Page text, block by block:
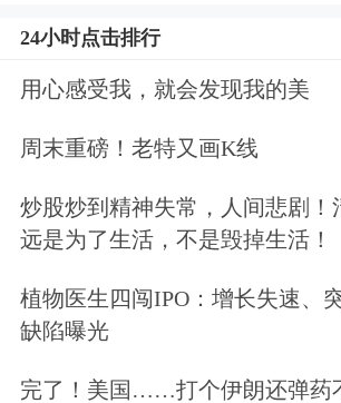
金融法律体系的基础工程
法治建设，加快完善中央
24小时点击排行
用心感受我，就会发现我的美
周末重磅！老特又画K线
炒股炒到精神失常，人间悲剧！
远是为了生活，不是毁掉生活！
植物医生四闯IPO：增长失速、
缺陷曝光
完了！美国……打个伊朗还弹